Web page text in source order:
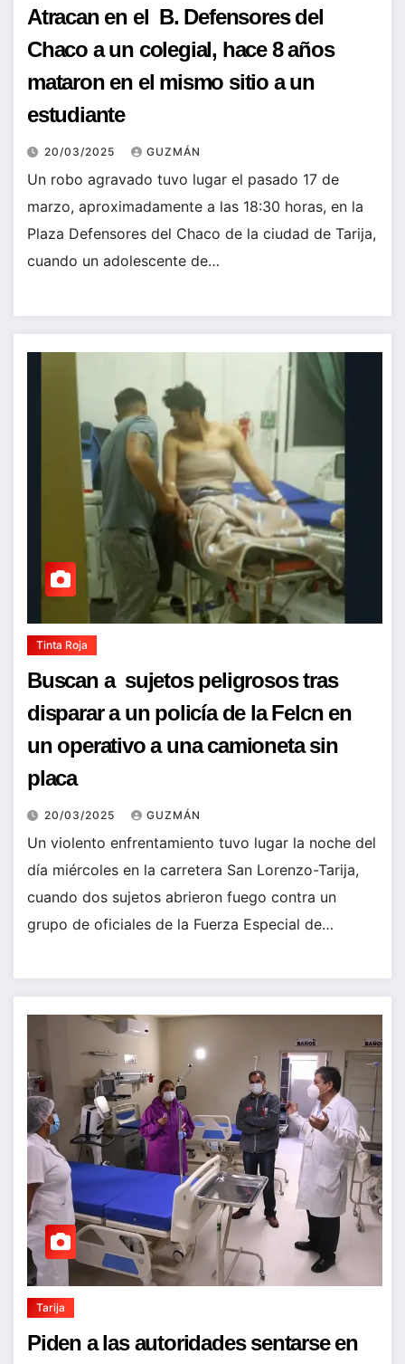
Atracan en el B. Defensores del
Chaco a un colegial, hace 8 años
mataron en el mismo sitio a un
estudiante
20/03/2025 GUZMÁN
Un robo agravado tuvo lugar el pasado 17 de
marzo, aproximadamente a las 18:30 horas, en la
Plaza Defensores del Chaco de la ciudad de Tarija,
cuando un adolescente de…
Tinta Roja
Buscan a sujetos peligrosos tras
disparar a un policía de la Felcn en
un operativo a una camioneta sin
placa
20/03/2025 GUZMÁN
Un violento enfrentamiento tuvo lugar la noche del
día miércoles en la carretera San Lorenzo-Tarija,
cuando dos sujetos abrieron fuego contra un
grupo de oficiales de la Fuerza Especial de…
Tarija
Piden a las autoridades sentarse en